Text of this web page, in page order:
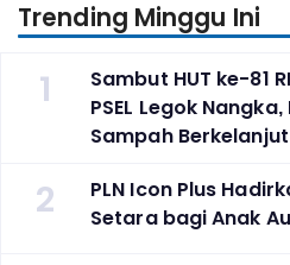
Trending Minggu Ini
1
Sambut HUT ke-81
PSEL Legok
Sampah Berkelanjut
2
PLN Icon Plus
Setara bagi Anak